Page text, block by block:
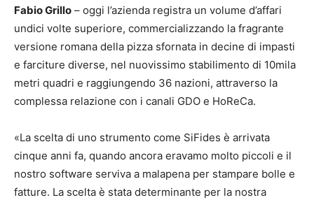
Fabio Grillo – oggi l’azienda registra un volume d’affari
undici volte superiore, commercializzando la fragrante
versione romana della pizza sfornata in decine di impasti
e farciture diverse, nel nuovissimo stabilimento di 10mila
metri quadri e raggiungendo 36 nazioni, attraverso la
complessa relazione con i canali GDO e HoReCa.
«La scelta di uno strumento come SiFides è arrivata
cinque anni fa, quando ancora eravamo molto piccoli e il
nostro software serviva a malapena per stampare bolle e
fatture. La scelta è stata determinante per la nostra